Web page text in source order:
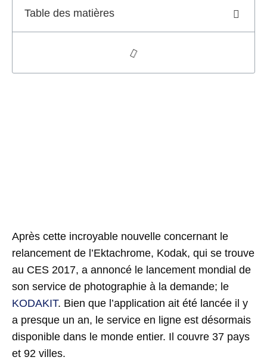
Table des matières
Après cette incroyable nouvelle concernant le
relancement de l’Ektachrome, Kodak, qui se trouve
au CES 2017, a annoncé le lancement mondial de
son service de photographie à la demande; le
KODAKIT. Bien que l’application ait été lancée il y
a presque un an, le service en ligne est désormais
disponible dans le monde entier. Il couvre 37 pays
et 92 villes.